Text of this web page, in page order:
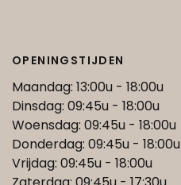
OPENINGSTIJDEN
Maandag: 13:00u - 18:00u
Dinsdag: 09:45u - 18:00u
Woensdag: 09:45u - 18:00u
Donderdag: 09:45u - 18:00u
Vrijdag: 09:45u - 18:00u